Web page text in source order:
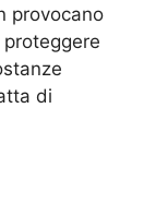
provocano
di